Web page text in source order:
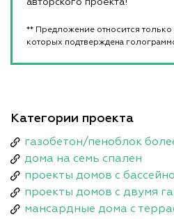
** Предложение относится только
которых подтверждена
Категории проекта
газобетон/пеноблок
дома на семь спален
проекты домов с
проекты домов с двумя
мансардные дома с